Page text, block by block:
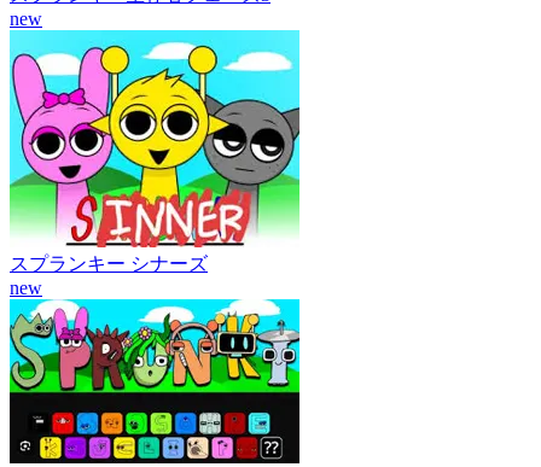
new
スプランキー シナーズ
new